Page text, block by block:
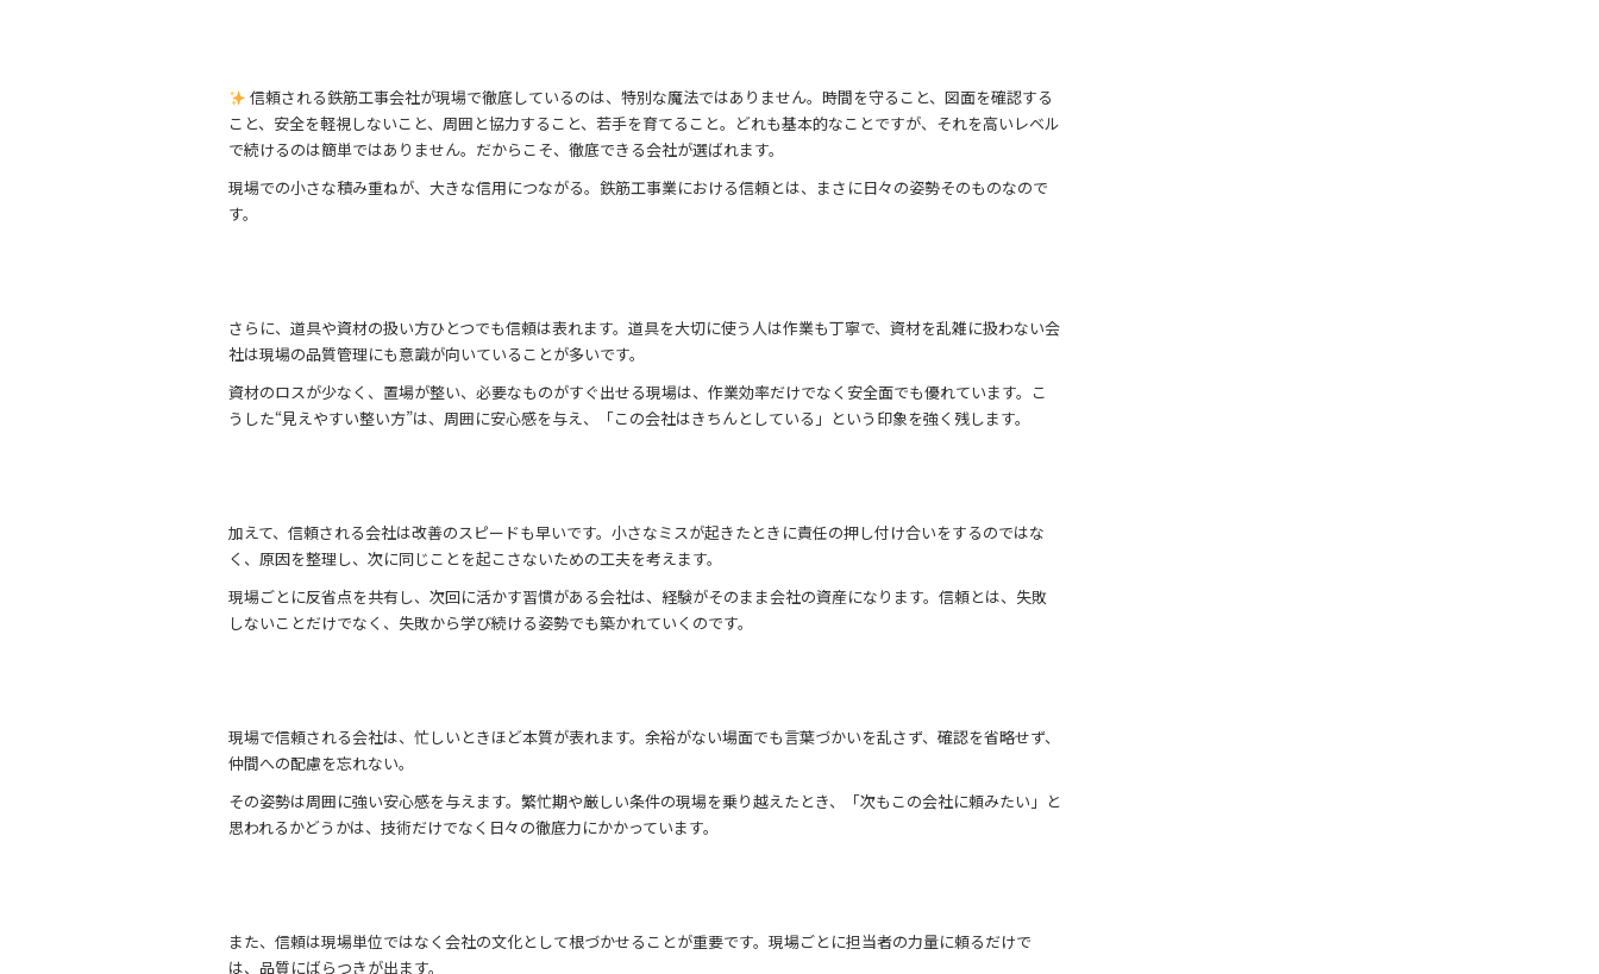
信頼される鉄筋工事会社が現場で徹底しているのは、特別な魔法ではありません。時間を守ること、図面を確認する
こと、安全を軽視しないこと、周囲と協力すること、若手を育てること。どれも基本的なことですが、それを高いレベル
で続けるのは簡単ではありません。だからこそ、徹底できる会社が選ばれます。
現場での小さな積み重ねが、大きな信用につながる。鉄筋工事業における信頼とは、まさに日々の姿勢そのものなので
す。
さらに、道具や資材の扱い方ひとつでも信頼は表れます。道具を大切に使う人は作業も丁寧で、資材を乱雑に扱わない会
社は現場の品質管理にも意識が向いていることが多いです。
資材のロスが少なく、置場が整い、必要なものがすぐ出せる現場は、作業効率だけでなく安全面でも優れています。こ
うした“見えやすい整い方”は、周囲に安心感を与え、「この会社はきちんとしている」という印象を強く残します。
加えて、信頼される会社は改善のスピードも早いです。小さなミスが起きたときに責任の押し付け合いをするのではな
く、原因を整理し、次に同じことを起こさないための工夫を考えます。
現場ごとに反省点を共有し、次回に活かす習慣がある会社は、経験がそのまま会社の資産になります。信頼とは、失敗
しないことだけでなく、失敗から学び続ける姿勢でも築かれていくのです。
現場で信頼される会社は、忙しいときほど本質が表れます。余裕がない場面でも言葉づかいを乱さず、確認を省略せず、
仲間への配慮を忘れない。
その姿勢は周囲に強い安心感を与えます。繁忙期や厳しい条件の現場を乗り越えたとき、「次もこの会社に頼みたい」と
思われるかどうかは、技術だけでなく日々の徹底力にかかっています。
また、信頼は現場単位ではなく会社の文化として根づかせることが重要です。現場ごとに担当者の力量に頼るだけで
は、品質にばらつきが出ます。